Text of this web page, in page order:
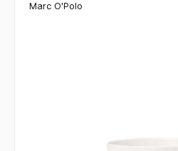
Marc O'Polo